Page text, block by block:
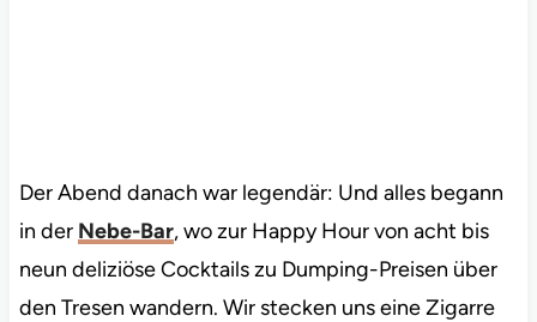
Der Abend danach war legendär: Und alles begann
in der Nebe-Bar, wo zur Happy Hour von acht bis
neun deliziöse Cocktails zu Dumping-Preisen über
den Tresen wandern. Wir stecken uns eine Zigarre